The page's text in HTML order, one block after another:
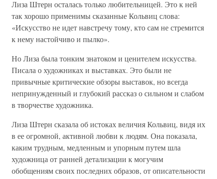
Лиза Штерн осталась только любительницей. Это к ней
так хорошо применимы сказанные Кольвиц слова:
«Искусство не идет навстречу тому, кто сам не стремится
к нему настойчиво и пылко».
Но Лиза была тонким знатоком и ценителем искусства.
Писала о художниках и выставках. Это были не
привычные критические обзоры выставок, но всегда
непринужденный и глубокий рассказ о сильном и слабом
в творчестве художника.
Лиза Штерн сказала об истоках величия Кольвиц, видя их
в ее огромной, активной любви к людям. Она показала,
каким трудным, медленным и упорным путем шла
художница от ранней детализации к могучим
обобщениям своих последних образов, от описательности